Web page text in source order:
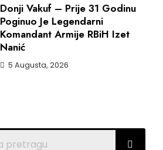
Donji Vakuf – Prije 31 Godinu
Poginuo Je Legendarni
Komandant Armije RBiH Izet
Nanić
5 Augusta, 2026